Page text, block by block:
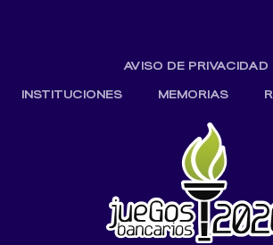
AVISO DE PRIVACIDAD
INSTITUCIONES
MEMORIAS